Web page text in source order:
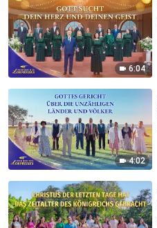
6:04
4:02